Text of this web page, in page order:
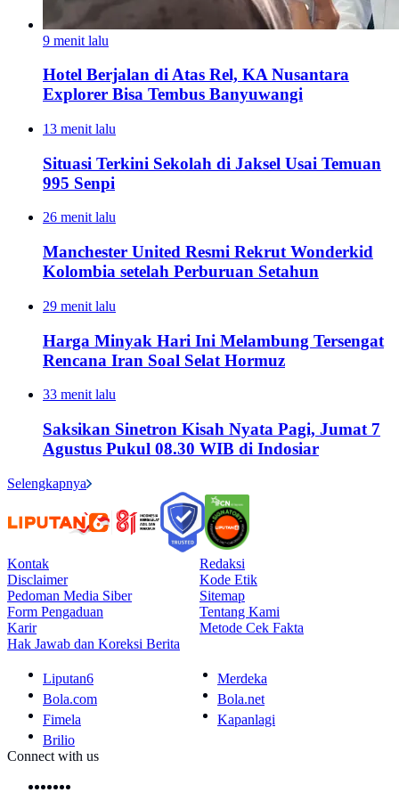
9 menit lalu
Hotel Berjalan di Atas Rel, KA Nusantara
Explorer Bisa Tembus Banyuwangi
13 menit lalu
Situasi Terkini Sekolah di Jaksel Usai Temuan
995 Senpi
26 menit lalu
Manchester United Resmi Rekrut Wonderkid
Kolombia setelah Perburuan Setahun
29 menit lalu
Harga Minyak Hari Ini Melambung Tersengat
Rencana Iran Soal Selat Hormuz
33 menit lalu
Saksikan Sinetron Kisah Nyata Pagi, Jumat 7
Agustus Pukul 08.30 WIB di Indosiar
Selengkapnya
Kontak
Redaksi
Disclaimer
Kode Etik
Pedoman Media Siber
Sitemap
Form Pengaduan
Tentang Kami
Karir
Metode Cek Fakta
Hak Jawab dan Koreksi Berita
Liputan6
Merdeka
Bola.com
Bola.net
Fimela
Kapanlagi
Brilio
Connect with us